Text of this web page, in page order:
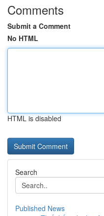
Comments
Submit a Comment
No HTML
HTML is disabled
Search
Published News